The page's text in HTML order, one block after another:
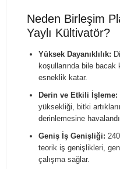
Neden Birleşim
Yaylı Kültivatör?
Yüksek Dayanıklılık:
koşullarında bile bacak
esneklik katar.
Derin ve Etkili İşleme:
yüksekliği, bitki
derinlemesine
Geniş İş Genişliği:
teorik iş genişlikleri,
çalışma sağlar.